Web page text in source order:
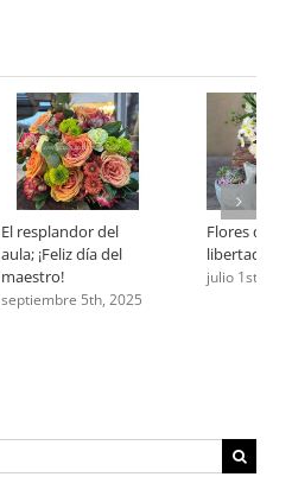
El resplandor del
aula; ¡Feliz día del
maestro!
septiembre 5th, 2025
Flores que
libertad
julio 1st,